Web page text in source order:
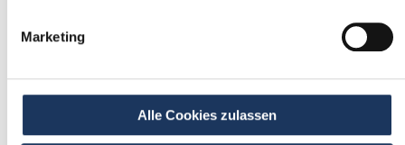
Marketing
Alle Cookies zulassen
Passende Stellenangebote
ohne selbst zu suchen